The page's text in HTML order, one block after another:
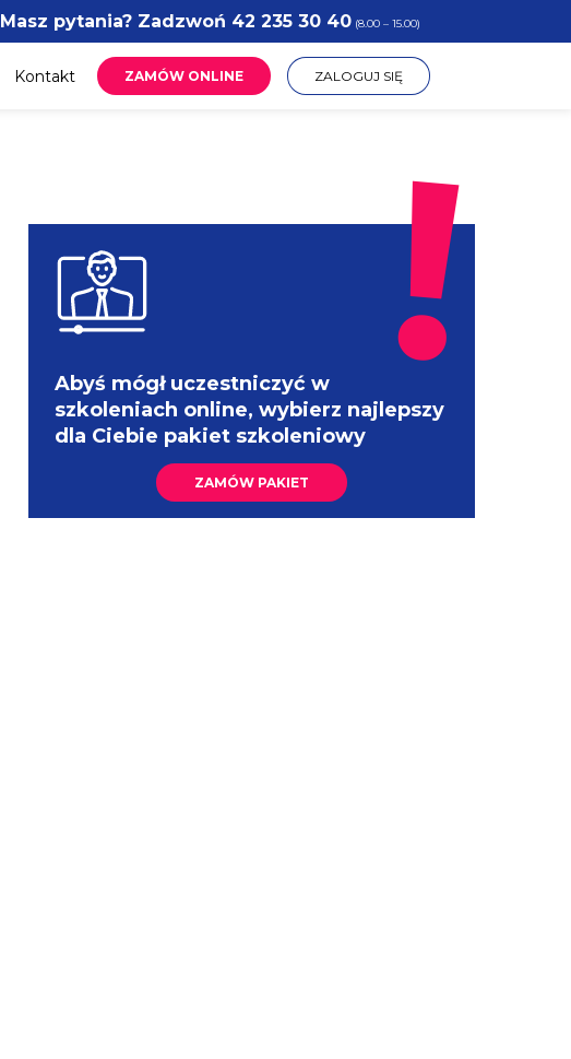
Masz pytania? Zadzwoń 42 235 30 40(8.00 – 15.00)
Kontakt ZAMÓW ONLINE ZALOGUJ SIĘ
Abyś mógł uczestniczyć w
szkoleniach online, wybierz najlepszy
dla Ciebie pakiet szkoleniowy
ZAMÓW PAKIET